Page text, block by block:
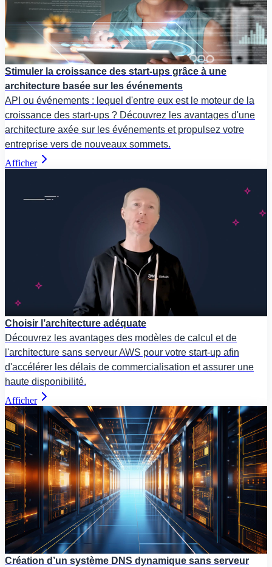
Stimuler la croissance des start-ups grâce à une
architecture basée sur les événements
API ou événements : lequel d'entre eux est le moteur de la
croissance des start-ups ? Découvrez les avantages d'une
architecture axée sur les événements et propulsez votre
entreprise vers de nouveaux sommets.
Afficher
Choisir l’architecture adéquate
Découvrez les avantages des modèles de calcul et de
l'architecture sans serveur AWS pour votre start-up afin
d'accélérer les délais de commercialisation et assurer une
haute disponibilité.
Afficher
Création d’un système DNS dynamique sans serveur